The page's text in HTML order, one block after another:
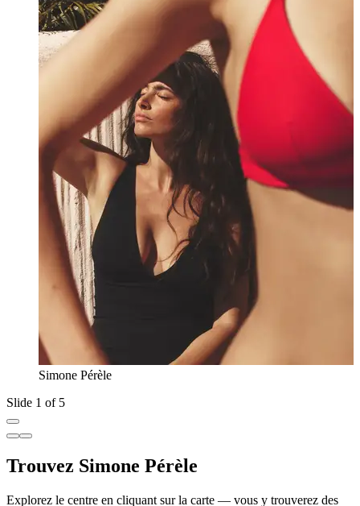
Simone Pérèle
Slide 1 of 5
Trouvez Simone Pérèle
Explorez le centre en cliquant sur la carte — vous y trouverez des